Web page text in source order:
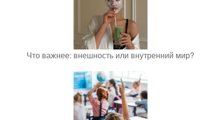
Что важнее: внешность или внутренний мир?